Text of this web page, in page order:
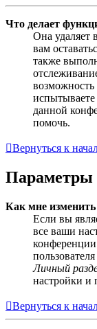
Что делает
Она удаляет
вам
также
данной
помочь.
Вернуться к
Параметры
Как мне
Если вы
все ваши
Личный
настройки и
Вернуться к